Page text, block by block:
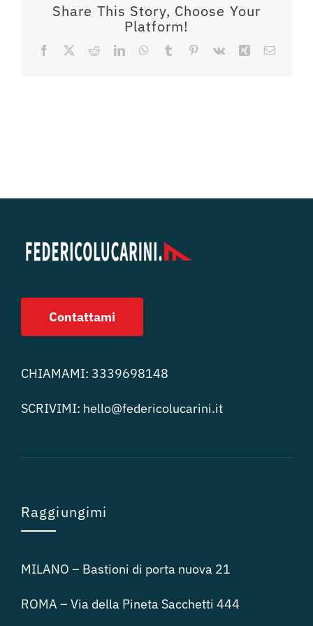
Share This Story, Choose Your
Platform!
Facebook RedditLinkedInWhatsApp
Tumblr Pinterest
Vk Xing Email
Contattami
CHIAMAMI: 3339698148
SCRIVIMI: hello@federicolucarini.it
Raggiungimi
MILANO – Bastioni di porta nuova 21
ROMA – Via della Pineta Sacchetti 444